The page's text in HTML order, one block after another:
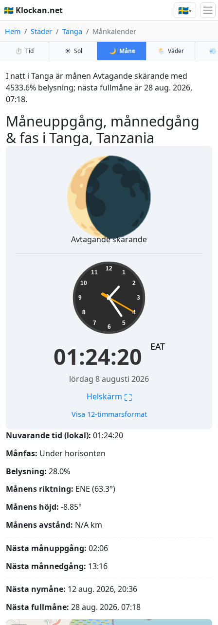
🇸🇪 Klockan.net 🇸🇪▾
Hem Städer Tanga Månkalender
⏱️ Tid ☀️ Sol 🌙 Måne 🌦️ Väder 💨
Måneuppgång, månnedgång
& fas i Tanga, Tanzania
I natt i Tanga är månen Avtagande skärande med
4533.6% belysning; nästa fullmåne är 28 aug. 2026,
07:18.
🌘
Avtagande skärande
12
1
2
3
4
5
6
7
8
9
10
11
01:24:21 EAT
lördag 8 augusti 2026
Helskärm ⛶
Visa 12-timmarsformat
Nuvarande tid (lokal): 01:24:21
Månfas: Under horisonten
Belysning: 28.0%
Månens riktning: ENE (63.3°)
Månens höjd: -8.85°
Månens avstånd: N/A km
Nästa månuppgång: 02:06
Nästa månnedgång: 13:16
Nästa nymåne: 12 aug. 2026, 20:36
Nästa fullmåne: 28 aug. 2026, 07:18